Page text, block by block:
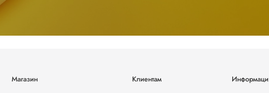
Магазин
Клиентам